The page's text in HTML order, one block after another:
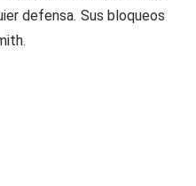
defensa. Sus bloqueos